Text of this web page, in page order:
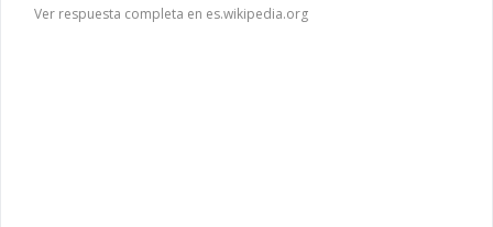
Ver respuesta completa en es.wikipedia.org